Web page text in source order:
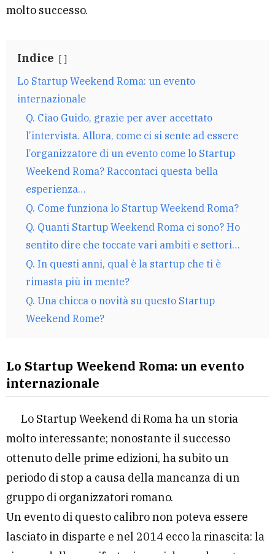
molto successo.
Indice
Lo Startup Weekend Roma: un evento
internazionale
Q. Ciao Guido, grazie per aver accettato
l’intervista. Allora, come ci si sente ad essere
l’organizzatore di un evento come lo Startup
Weekend Roma? Raccontaci questa bella
esperienza…
Q. Come funziona lo Startup Weekend Roma?
Q. Quanti Startup Weekend Roma ci sono? Ho
sentito dire che toccate vari ambiti e settori…
Q. In questi anni, qual è la startup che ti è
rimasta più in mente?
Q. Una chicca o novità su questo Startup
Weekend Rome?
Lo Startup Weekend Roma: un evento
internazionale
Lo Startup Weekend di Roma ha un storia
molto interessante; nonostante il successo
ottenuto delle prime edizioni, ha subito un
periodo di stop a causa della mancanza di un
gruppo di organizzatori romano.
Un evento di questo calibro non poteva essere
lasciato in disparte e nel 2014 ecco la rinascita: la